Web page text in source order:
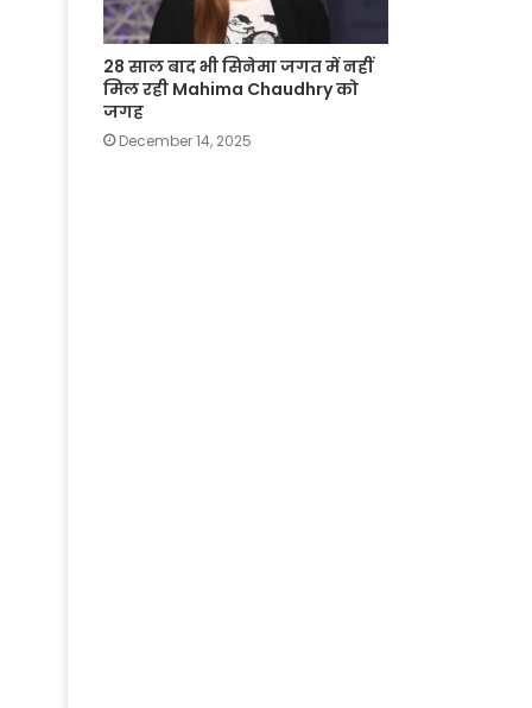
28 साल बाद भी सिनेमा जगत में नहीं
मिल रही Mahima Chaudhry को
जगह
December 14, 2025